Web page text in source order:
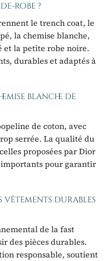
robe ?
le trench coat, le
la chemise blanche,
et la petite robe noire.
durables et adaptés à
blanche de
de coton, avec
serrée. La qualité du
proposées par Dior
pour garantir
durables
de la fast
des pièces durables.
responsable, soutient